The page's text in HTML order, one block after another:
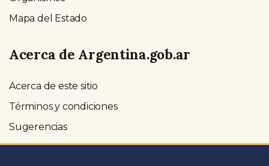
Mapa del Estado
Acerca de Argentina.gob.ar
Acerca de este sitio
Términos y condiciones
Sugerencias